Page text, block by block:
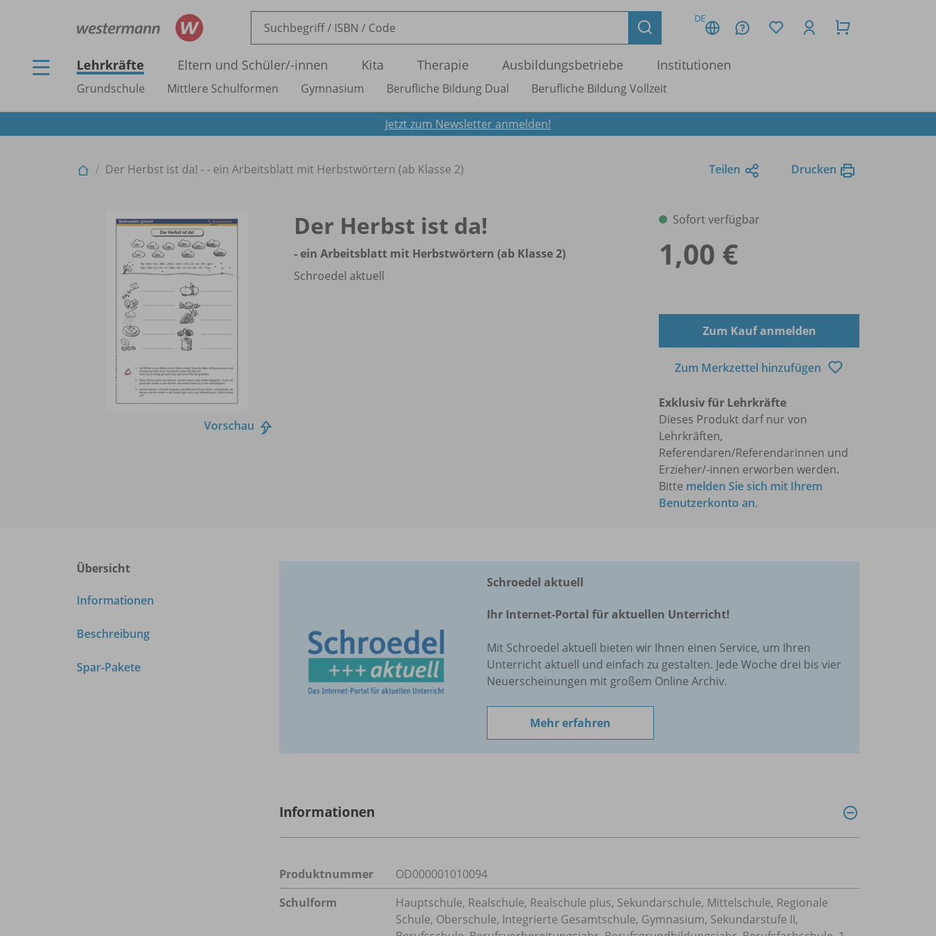
DE
Lehrkräfte Eltern und Schüler/-innen Kita Therapie Ausbildungsbetriebe Institutionen
Grundschule Mittlere Schulformen Gymnasium Berufliche Bildung Dual Berufliche Bildung Vollzeit
Jetzt zum Newsletter anmelden!
Der Herbst ist da! - - ein Arbeitsblatt mit Herbstwörtern (ab Klasse 2) Teilen Drucken
Vorschau
Der Herbst ist da!
- ein Arbeitsblatt mit Herbstwörtern (ab Klasse 2)
Schroedel aktuell
Sofort verfügbar
1,00 €
Zum Kauf anmelden
Zum Merkzettel hinzufügen
Exklusiv für Lehrkräfte
Dieses Produkt darf nur von
Lehrkräften,
Referendaren/Referendarinnen und
Erzieher/-innen erworben werden.
Bitte melden Sie sich mit Ihrem
Benutzerkonto an.
Übersicht
Informationen
Beschreibung
Spar-Pakete
Schroedel aktuell
Ihr Internet-Portal für aktuellen Unterricht!
Mit Schroedel aktuell bieten wir Ihnen einen Service, um Ihren
Unterricht aktuell und einfach zu gestalten. Jede Woche drei bis vier
Neuerscheinungen mit großem Online Archiv.
Mehr erfahren
Informationen
Produktnummer
OD000001010094
Schulform
Hauptschule, Realschule, Realschule plus, Sekundarschule, Mittelschule, Regionale
Schule, Oberschule, Integrierte Gesamtschule, Gymnasium, Sekundarstufe II,